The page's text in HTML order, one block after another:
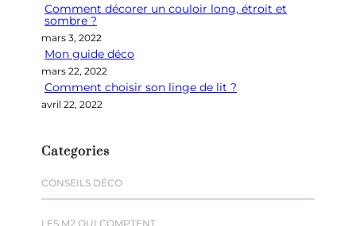
Comment décorer un couloir long, étroit et
sombre ?
mars 3, 2022
Mon guide déco
mars 22, 2022
Comment choisir son linge de lit ?
avril 22, 2022
Categories
CONSEILS DÉCO
LES M2 QUI COMPTENT